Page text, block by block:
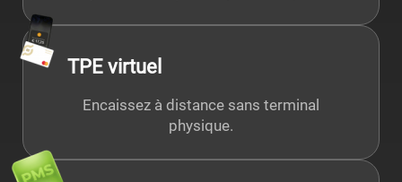
TPE virtuel
Encaissez à distance sans terminal
physique.